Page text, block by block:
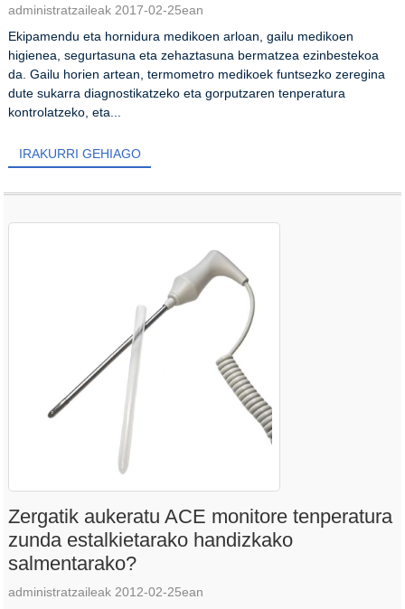
administratzaileak 2017-02-25ean
Ekipamendu eta hornidura medikoen arloan, gailu medikoen
higienea, segurtasuna eta zehaztasuna bermatzea ezinbestekoa
da. Gailu horien artean, termometro medikoek funtsezko zeregina
dute sukarra diagnostikatzeko eta gorputzaren tenperatura
kontrolatzeko, eta...
IRAKURRI GEHIAGO
Zergatik aukeratu ACE monitore tenperatura
zunda estalkietarako handizkako
salmentarako?
administratzaileak 2012-02-25ean